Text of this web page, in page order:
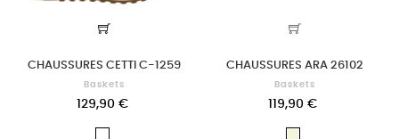
CHAUSSURES CETTI C-1259
Baskets
129,90 €
CHAUSSURES ARA 26102
Baskets
119,90 €